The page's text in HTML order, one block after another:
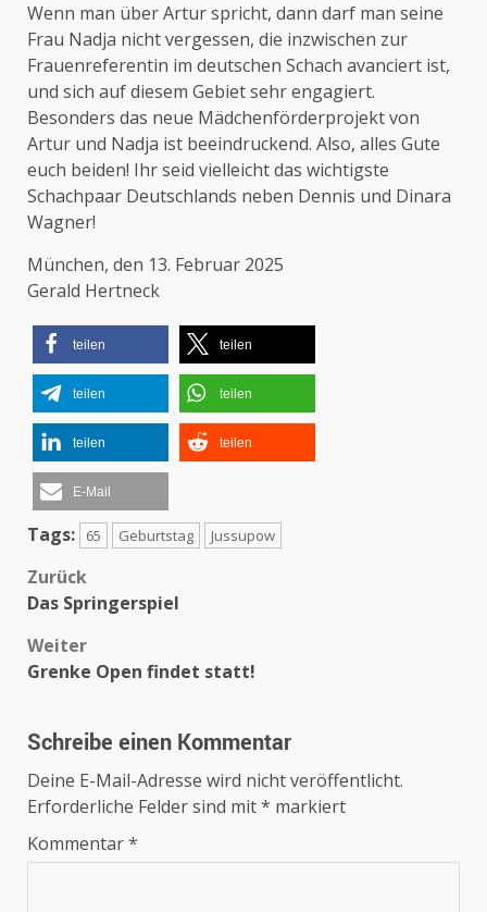
Wenn man über Artur spricht, dann darf man seine
Frau Nadja nicht vergessen, die inzwischen zur
Frauenreferentin im deutschen Schach avanciert ist,
und sich auf diesem Gebiet sehr engagiert.
Besonders das neue Mädchenförderprojekt von
Artur und Nadja ist beeindruckend. Also, alles Gute
euch beiden! Ihr seid vielleicht das wichtigste
Schachpaar Deutschlands neben Dennis und Dinara
Wagner!
München, den 13. Februar 2025
Gerald Hertneck
teilen teilen
teilen teilen
teilen teilen
E-Mail
Tags: 65 Geburtstag Jussupow
Beitragsnavigation
Zurück
Das Springerspiel
Weiter
Grenke Open findet statt!
Schreibe einen Kommentar
Deine E-Mail-Adresse wird nicht veröffentlicht.
Erforderliche Felder sind mit* markiert
Kommentar*